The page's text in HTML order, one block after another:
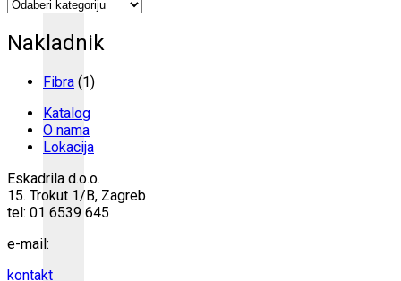
Nakladnik
Fibra (1)
Katalog
O nama
Lokacija
Eskadrila d.o.o.
15. Trokut 1/B, Zagreb
tel: 01 6539 645
e-mail:
kontakt